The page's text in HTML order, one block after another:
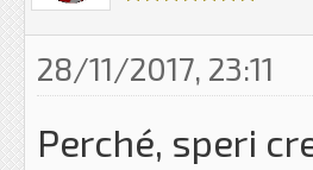
28/11/2017, 23:11
Perché, speri